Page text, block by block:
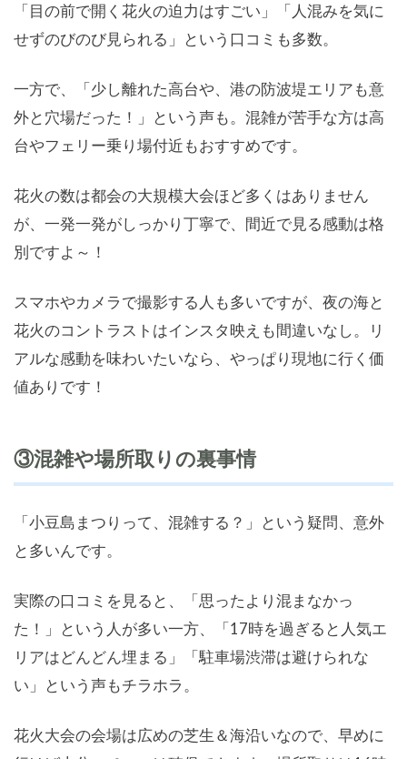
「目の前で開く花火の迫力はすごい」「人混みを気に
せずのびのび見られる」という口コミも多数。
一方で、「少し離れた高台や、港の防波堤エリアも意
外と穴場だった！」という声も。混雑が苦手な方は高
台やフェリー乗り場付近もおすすめです。
花火の数は都会の大規模大会ほど多くはありません
が、一発一発がしっかり丁寧で、間近で見る感動は格
別ですよ～！
スマホやカメラで撮影する人も多いですが、夜の海と
花火のコントラストはインスタ映えも間違いなし。リ
アルな感動を味わいたいなら、やっぱり現地に行く価
値ありです！
③混雑や場所取りの裏事情
「小豆島まつりって、混雑する？」という疑問、意外
と多いんです。
実際の口コミを見ると、「思ったより混まなかっ
た！」という人が多い一方、「17時を過ぎると人気エ
リアはどんどん埋まる」「駐車場渋滞は避けられな
い」という声もチラホラ。
花火大会の会場は広めの芝生＆海沿いなので、早めに